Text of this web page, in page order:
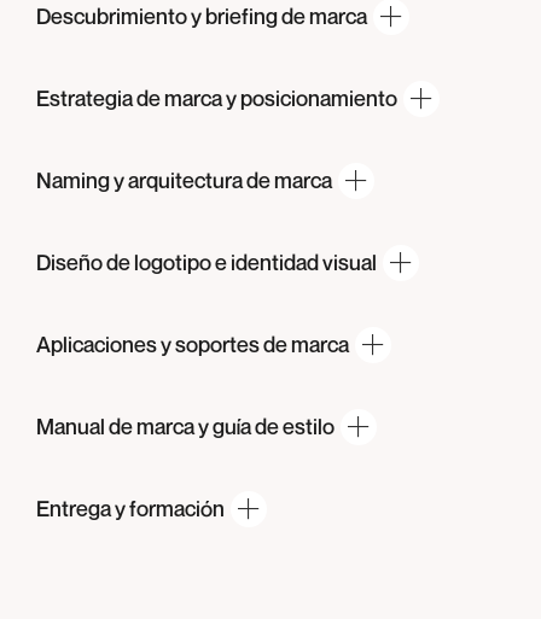
Descubrimiento y briefingde marca
Estrategia de marcay posicionamiento
Naming y arquitecturade marca
Diseño de logotipo eidentidad visual
Aplicaciones y soportesde marca
Manual de marca y guíade estilo
Entregay formación